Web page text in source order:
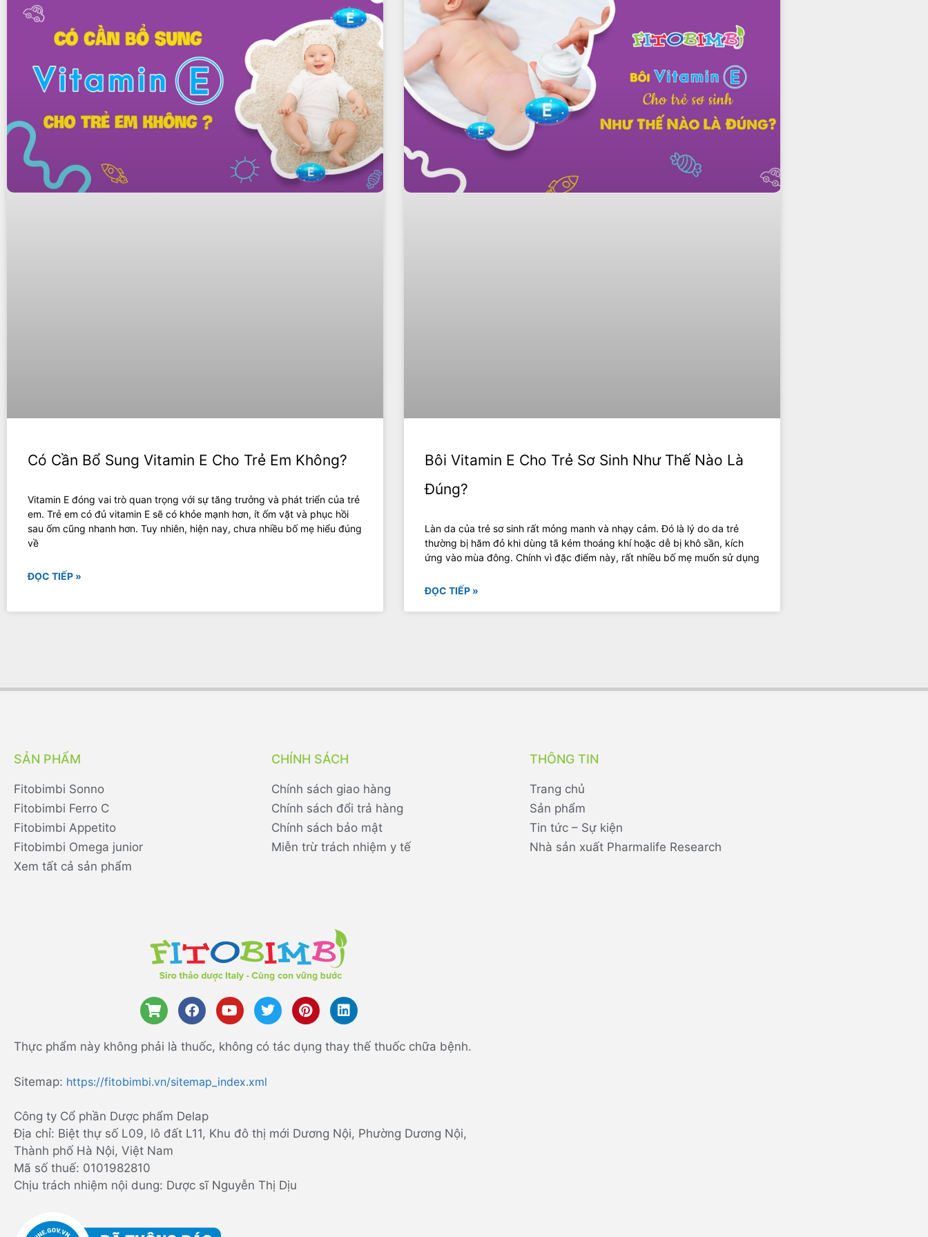
Có Cần Bổ Sung Vitamin E Cho Trẻ Em Không?
Vitamin E đóng vai trò quan trọng với sự tăng trưởng và phát triển của trẻ
em. Trẻ em có đủ vitamin E sẽ có khỏe mạnh hơn, ít ốm vặt và phục hồi
sau ốm cũng nhanh hơn. Tuy nhiên, hiện nay, chưa nhiều bố mẹ hiểu đúng
về
ĐỌC TIẾP »
Bôi Vitamin E Cho Trẻ Sơ Sinh Như Thế Nào Là
Đúng?
Làn da của trẻ sơ sinh rất mỏng manh và nhạy cảm. Đó là lý do da trẻ
thường bị hăm đỏ khi dùng tã kém thoáng khí hoặc dễ bị khô sần, kích
ứng vào mùa đông. Chính vì đặc điểm này, rất nhiều bố mẹ muốn sử dụng
ĐỌC TIẾP »
SẢN PHẨM
Fitobimbi Sonno
Fitobimbi Ferro C
Fitobimbi Appetito
Fitobimbi Omega junior
Xem tất cả sản phẩm
CHÍNH SÁCH
Chính sách giao hàng
Chính sách đổi trả hàng
Chính sách bảo mật
Miễn trừ trách nhiệm y tế
THÔNG TIN
Trang chủ
Sản phẩm
Tin tức – Sự kiện
Nhà sản xuất Pharmalife Research
Thực phẩm này không phải là thuốc, không có tác dụng thay thế thuốc chữa bệnh.
Sitemap: https://fitobimbi.vn/sitemap_index.xml
Công ty Cổ phần Dược phẩm Delap
Địa chỉ: Biệt thự số L09, lô đất L11, Khu đô thị mới Dương Nội, Phường Dương Nội,
Thành phố Hà Nội, Việt Nam
Mã số thuế: 0101982810
Chịu trách nhiệm nội dung: Dược sĩ Nguyễn Thị Dịu